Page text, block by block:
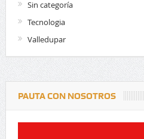
Sin categoría
Tecnologia
Valledupar
PAUTA CON NOSOTROS